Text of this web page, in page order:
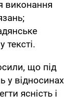
виконання
тексті.
що під
у відносинах
ясність і